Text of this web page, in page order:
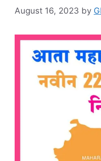
August 16, 2023 by